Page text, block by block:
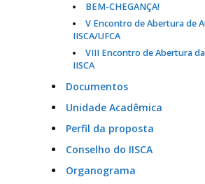
BEM-CHEGANÇA!
V Encontro de Abertura de
IISCA/UFCA
VIII Encontro de Abertura
IISCA
Documentos
Unidade Acadêmica
Perfil da proposta
Conselho do IISCA
Organograma